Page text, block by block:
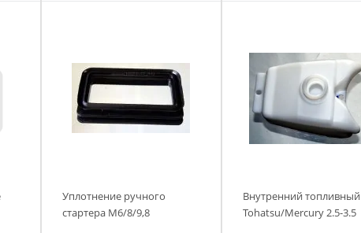
Уплотнение ручного
стартера М6/8/9,8
Внутренний
Tohatsu/Mercury 2.5-3.5